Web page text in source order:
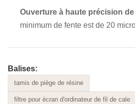
Ouverture à haute précision de
minimum de fente est de 20
Balises:
tamis de piège de résine
filtre pour écran d'ordinateur de fil de cale